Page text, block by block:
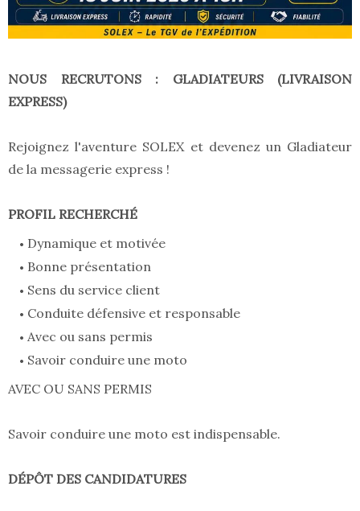
NOUS RECRUTONS : GLADIATEURS (LIVRAISON
EXPRESS)
Rejoignez l'aventure SOLEX et devenez un Gladiateur
de la messagerie express !
PROFIL RECHERCHÉ
Dynamique et motivée
Bonne présentation
Sens du service client
Conduite défensive et responsable
Avec ou sans permis
Savoir conduire une moto
AVEC OU SANS PERMIS
Savoir conduire une moto est indispensable.
DÉPÔT DES CANDIDATURES